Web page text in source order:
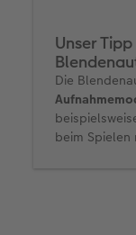
Unser
Die
beim Spielen